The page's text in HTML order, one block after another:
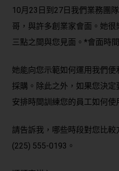
10月23日到27日我們業務團
哥，與許多創業家會面。她很
三點之間與您見面。*會面時
她能向您示範如何運用我們便
採購。除此之外，如果您決
安排時間訓練您的員工如何使
請告訴我，哪些時段對您比
(225) 555-0193。